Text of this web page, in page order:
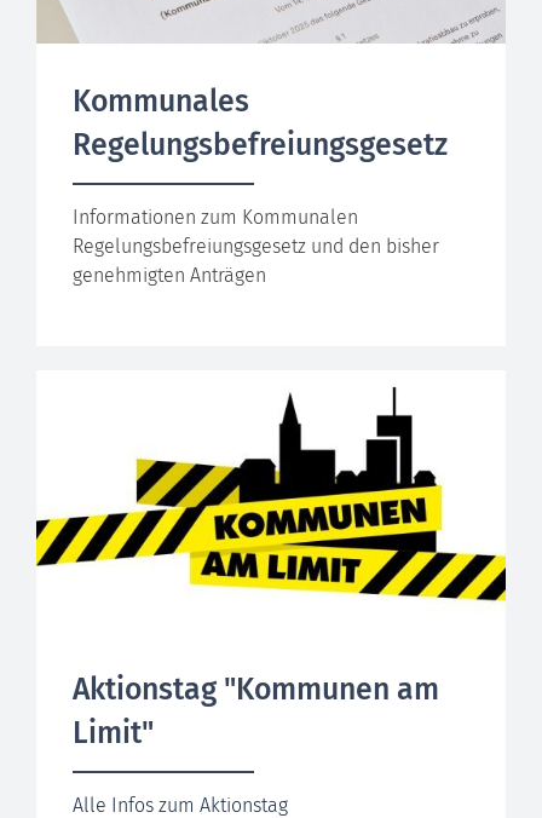
Kommunales
Regelungsbefreiungsgesetz
Informationen zum Kommunalen
Regelungsbefreiungsgesetz und den bisher
genehmigten Anträgen
Aktionstag "Kommunen am
Limit"
Alle Infos zum Aktionstag